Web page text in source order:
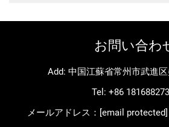
お問い合わ
Add: 中国江蘇省常州市武進
Tel: +86
メールアドレス： [email protected]